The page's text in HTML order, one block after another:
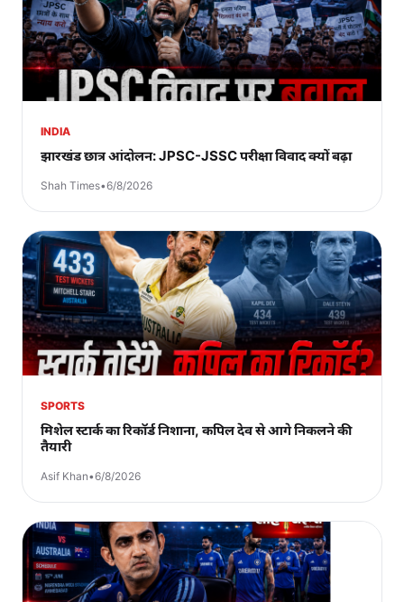
INDIA
झारखंड छात्र आंदोलन: JPSC-JSSC परीक्षा विवाद क्यों बढ़ा
Shah Times•6/8/2026
SPORTS
मिशेल स्टार्क का रिकॉर्ड निशाना, कपिल देव से आगे निकलने की
तैयारी
Asif Khan•6/8/2026